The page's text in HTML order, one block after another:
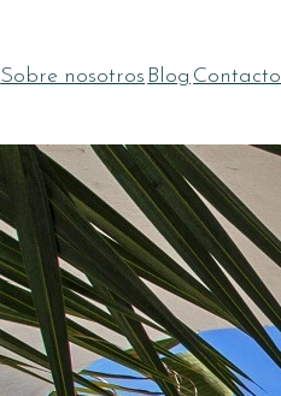
Sobre nosotros Blog Contacto